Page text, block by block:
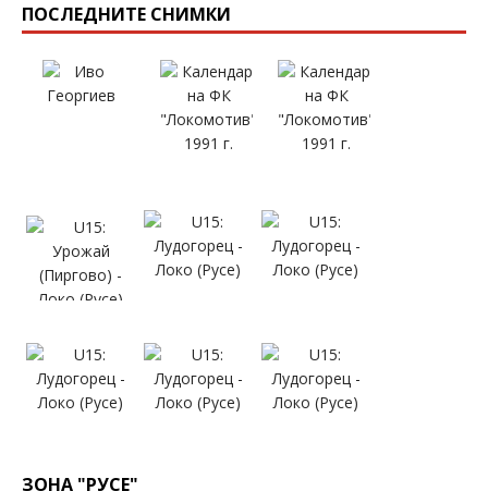
ПОСЛЕДНИТЕ СНИМКИ
ЗОНА "РУСЕ"